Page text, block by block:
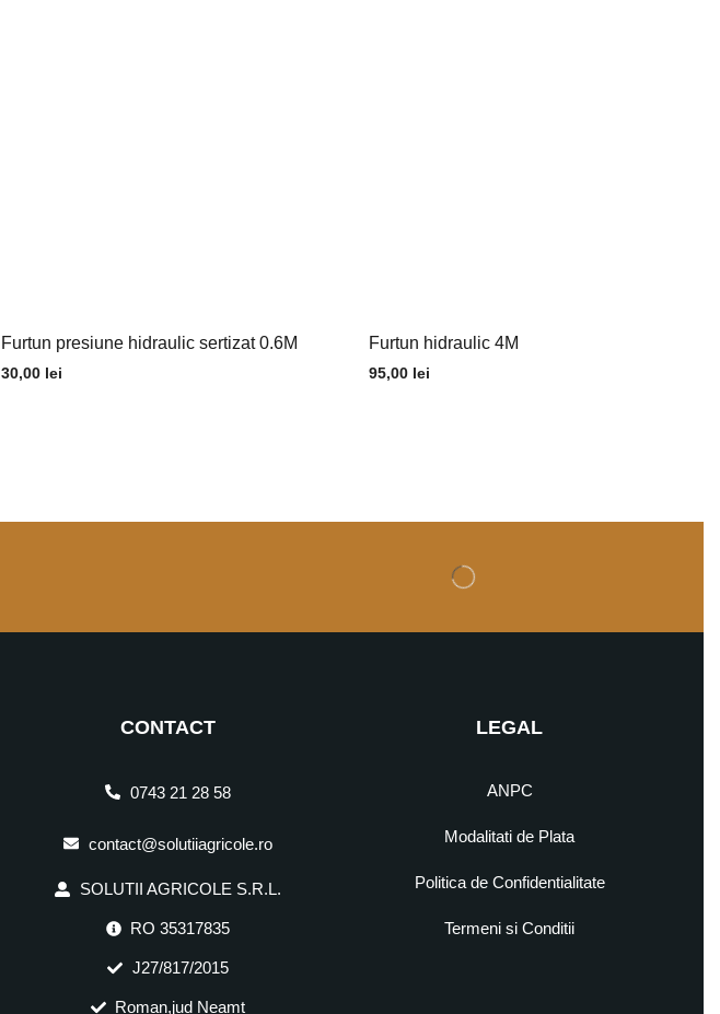
Furtun presiune hidraulic sertizat 0.6M
30,00 lei
Furtun hidraulic 4M
95,00 lei
CONTACT
0743 21 28 58
contact@solutiiagricole.ro
SOLUTII AGRICOLE S.R.L.
RO 35317835
J27/817/2015
Roman,jud Neamt
LEGAL
ANPC
Modalitati de Plata
Politica de Confidentialitate
Termeni si Conditii